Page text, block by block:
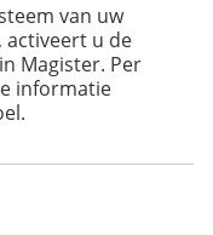
van uw
activeert u de
Magister. Per
informatie